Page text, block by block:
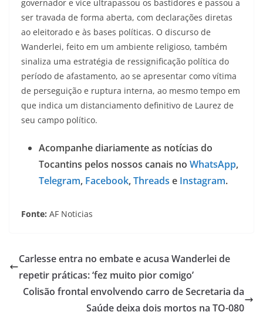
governador e vice ultrapassou os bastidores e passou a
ser travada de forma aberta, com declarações diretas
ao eleitorado e às bases políticas. O discurso de
Wanderlei, feito em um ambiente religioso, também
sinaliza uma estratégia de ressignificação política do
período de afastamento, ao se apresentar como vítima
de perseguição e ruptura interna, ao mesmo tempo em
que indica um distanciamento definitivo de Laurez de
seu campo político.
Acompanhe diariamente as notícias do
Tocantins pelos nossos canais no WhatsApp,
Telegram, Facebook,Threads e Instagram.
Fonte: AF Noticias
Carlesse entra no embate e acusa Wanderlei de
repetir práticas: ‘fez muito pior comigo’
Colisão frontal envolvendo carro de Secretaria da
Saúde deixa dois mortos na TO-080